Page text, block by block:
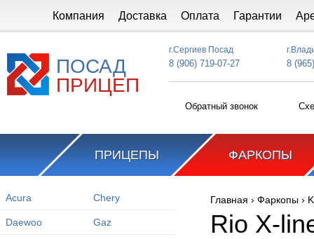
Компания Доставка Оплата Гарантии
ПОСАД
ПРИЦЕП
г.Сергиев Посад
8 (906) 719-07-27 8
Обратный звонок
ПРИЦЕПЫ ФАРКОПЫ
Acura Chery
Daewoo Gaz
Вы здесь
Главная › Фаркопы ›
Rio X-